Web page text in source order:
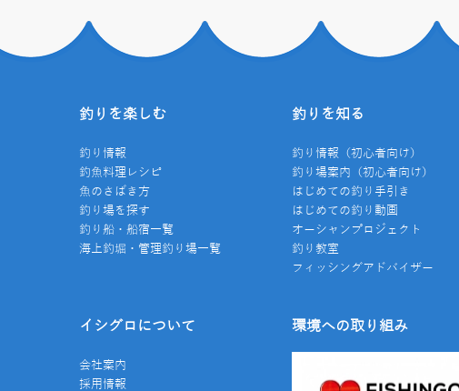
釣りを楽しむ
釣り情報
釣魚料理レシピ
魚のさばき方
釣り場を探す
釣り船・船宿一覧
海上釣堀・管理釣り場一覧
釣りを知る
釣り情報（初心者向け）
釣り場案内（初心者向け）
はじめての釣り手引き
はじめての釣り動画
オーシャンプロジェクト
釣り教室
フィッシングアドバイザー
イシグロについて
会社案内
採用情報
環境への取り組み